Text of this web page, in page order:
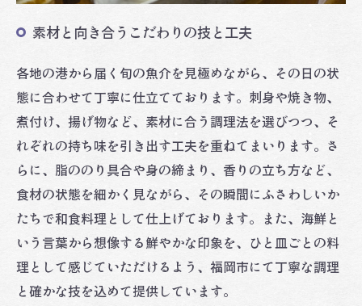
素材と向き合うこだわりの技と工夫
各地の港から届く旬の魚介を見極めながら、その日の状
態に合わせて丁寧に仕立てております。刺身や焼き物、
煮付け、揚げ物など、素材に合う調理法を選びつつ、そ
れぞれの持ち味を引き出す工夫を重ねてまいります。さ
らに、脂ののり具合や身の締まり、香りの立ち方など、
食材の状態を細かく見ながら、その瞬間にふさわしいか
たちで和食料理として仕上げております。また、海鮮と
いう言葉から想像する鮮やかな印象を、ひと皿ごとの料
理として感じていただけるよう、福岡市にて丁寧な調理
と確かな技を込めて提供しています。